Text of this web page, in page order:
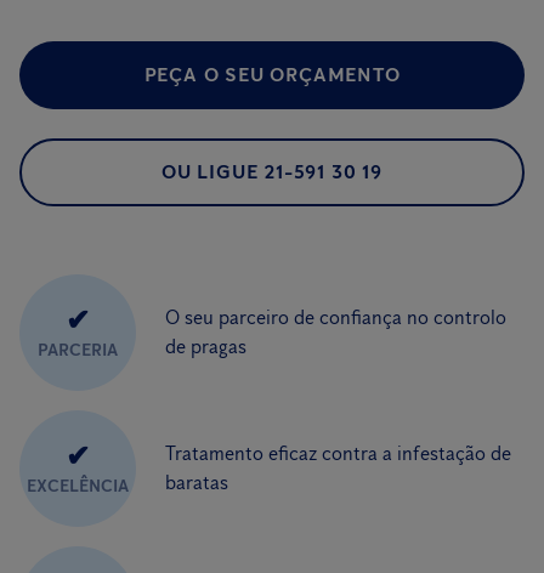
PEÇA O SEU ORÇAMENTO
OU LIGUE 21-591 30 19
✔
PARCERIA
O seu parceiro de confiança no controlo
de pragas
✔
EXCELÊNCIA
Tratamento eficaz contra a infestação de
baratas